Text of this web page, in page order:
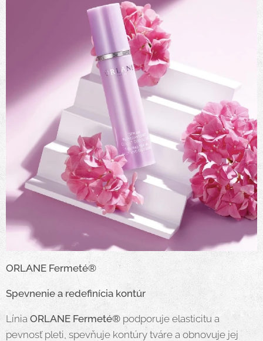
ORLANE Fermeté®
Spevnenie a redefinícia kontúr
Línia ORLANE Fermeté® podporuje elasticitu a
pevnosť pleti, spevňuje kontúry tváre a obnovuje jej